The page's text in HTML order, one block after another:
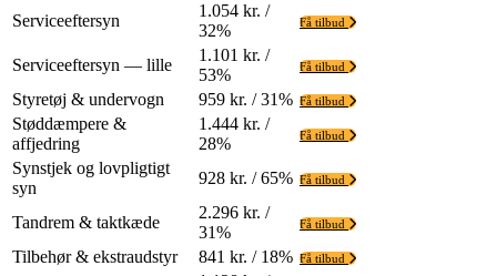
Serviceeftersyn
1.054 kr. /
32%
Få tilbud
Serviceeftersyn — lille
1.101 kr. /
53%
Få tilbud
Styretøj & undervogn 959 kr. / 31% Få tilbud
Støddæmpere &
affjedring
1.444 kr. /
28%
Få tilbud
Synstjek og lovpligtigt
syn
928 kr. / 65% Få tilbud
Tandrem & taktkæde
2.296 kr. /
31%
Få tilbud
Tilbehør & ekstraudstyr 841 kr. / 18% Få tilbud